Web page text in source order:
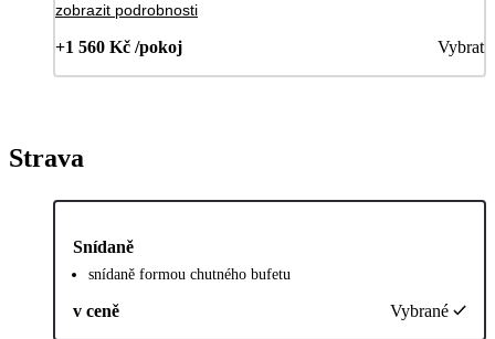
zobrazit podrobnosti
+1 560 Kč /pokoj Vybrat
Strava
Snídaně
snídaně formou chutného bufetu
v ceně Vybrané